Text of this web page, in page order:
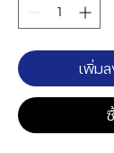
เพิ่ม